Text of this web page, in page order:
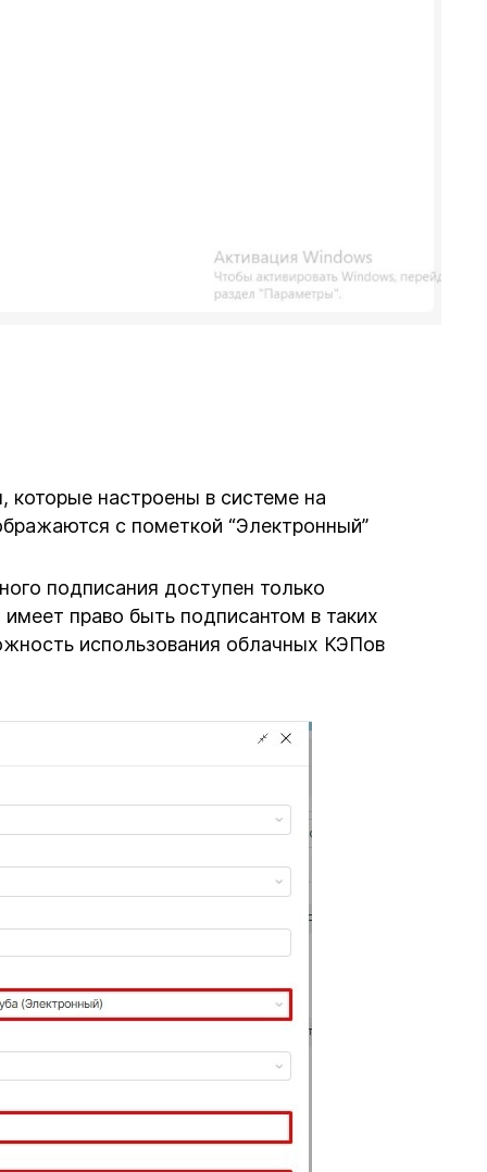
настроены в системе на
с пометкой “Электронный”
подписания доступен только
право быть подписантом в таких
использования облачных КЭПов